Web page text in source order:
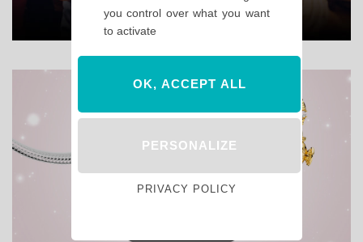
you control over what you want
to activate
OK, ACCEPT ALL
PERSONALIZE
PRIVACY POLICY